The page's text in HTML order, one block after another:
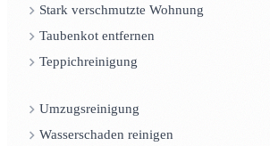
Stark verschmutzte Wohnung
Taubenkot entfernen
Teppichreinigung
Umzugsreinigung
Wasserschaden reinigen